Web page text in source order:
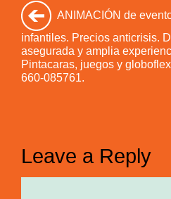
ANIMACIÓN de
infantiles. Precios anticrisis.
asegurada y amplia
Pintacaras, juegos y
660-085761.
Leave a Reply